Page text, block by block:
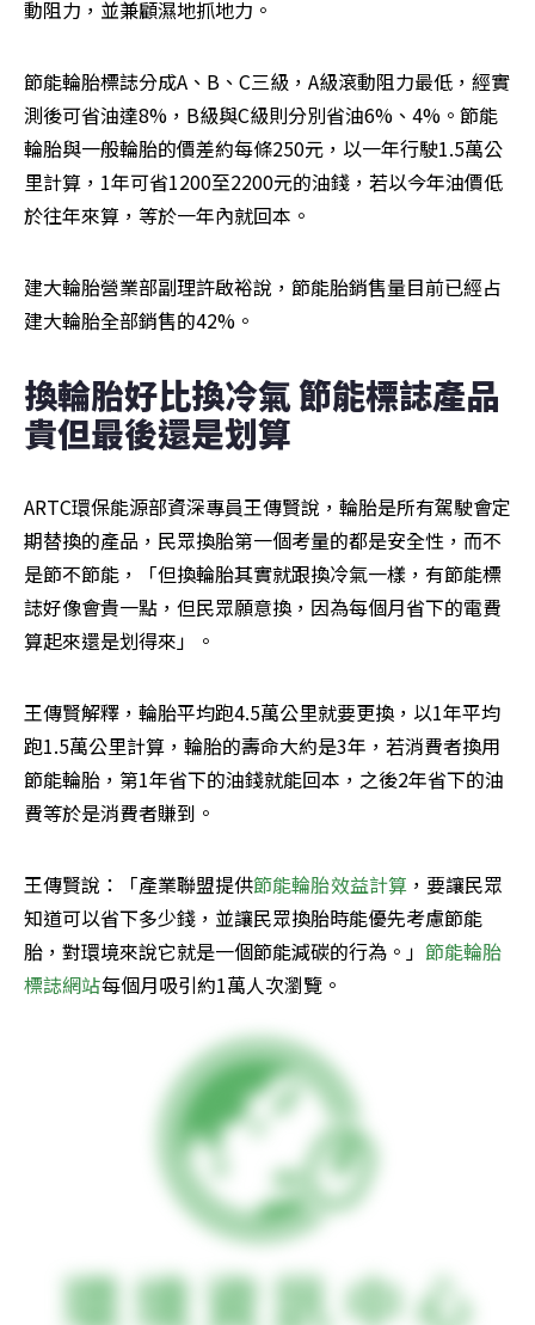
動阻力，並兼顧濕地抓地力。
節能輪胎標誌分成A、B、C三級，A級滾動阻力最低，經實
測後可省油達8%，B級與C級則分別省油6%、4%。節能
輪胎與一般輪胎的價差約每條250元，以一年行駛1.5萬公
里計算，1年可省1200至2200元的油錢，若以今年油價低
於往年來算，等於一年內就回本。
建大輪胎營業部副理許啟裕說，節能胎銷售量目前已經占
建大輪胎全部銷售的42%。
換輪胎好比換冷氣 節能標誌產品
貴但最後還是划算
ARTC環保能源部資深專員王傳賢說，輪胎是所有駕駛會定
期替換的產品，民眾換胎第一個考量的都是安全性，而不
是節不節能，「但換輪胎其實就跟換冷氣一樣，有節能標
誌好像會貴一點，但民眾願意換，因為每個月省下的電費
算起來還是划得來」。
王傳賢解釋，輪胎平均跑4.5萬公里就要更換，以1年平均
跑1.5萬公里計算，輪胎的壽命大約是3年，若消費者換用
節能輪胎，第1年省下的油錢就能回本，之後2年省下的油
費等於是消費者賺到。
王傳賢說：「產業聯盟提供節能輪胎效益計算 ，要讓民眾
知道可以省下多少錢，並讓民眾換胎時能優先考慮節能
胎，對環境來說它就是一個節能減碳的行為。」 節能輪胎
標誌網站每個月吸引約1萬人次瀏覽。